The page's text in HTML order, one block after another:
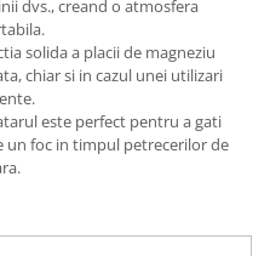
dvs., creand o atmosfera
solida a placii de magneziu
chiar si in cazul unei utilizari
este perfect pentru a gati
un foc in timpul petrecerilor de